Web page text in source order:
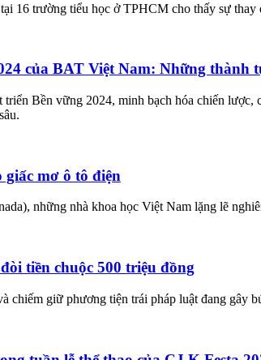
16 trường tiểu học ở TPHCM cho thấy sự
của BAT Việt Nam: Những thành
Bền vững 2024, minh bạch hóa chiến
mơ ô tô điện
những nhà khoa học Việt Nam lặng lẽ
tiền chuộc 500 triệu đồng
chiếm giữ phương tiện trái pháp luật đang gây